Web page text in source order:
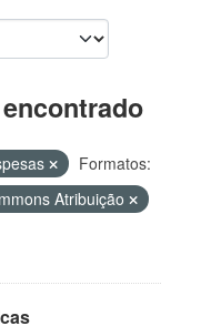
Formatos:
Atribuição